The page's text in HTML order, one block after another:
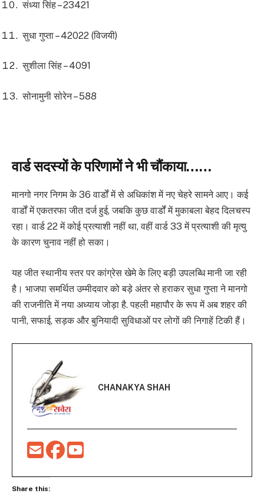
संध्या सिंह – 23421
सुधा गुप्ता – 42022 (विजयी)
सुशीला सिंह – 4091
सोनामुनी सोरेन – 588
वार्ड सदस्यों के परिणामों ने भी चौंकाया……
मानगो नगर निगम के 36 वार्डों में से अधिकांश में नए चेहरे सामने आए। कई
वार्डों में एकतरफा जीत दर्ज हुई, जबकि कुछ वार्डों में मुकाबला बेहद दिलचस्प
रहा। वार्ड 22 में कोई प्रत्याशी नहीं था, वहीं वार्ड 33 में प्रत्याशी की मृत्यु
के कारण चुनाव नहीं हो सका।
यह जीत स्थानीय स्तर पर कांग्रेस खेमे के लिए बड़ी उपलब्धि मानी जा रही
है। भाजपा समर्थित उम्मीदवार को बड़े अंतर से हराकर सुधा गुप्ता ने मानगो
की राजनीति में नया अध्याय जोड़ा है. पहली महापौर के रूप में अब शहर की
पानी, सफाई, सड़क और बुनियादी सुविधाओं पर लोगों की निगाहें टिकी हैं।
CHANAKYA SHAH
Share this: